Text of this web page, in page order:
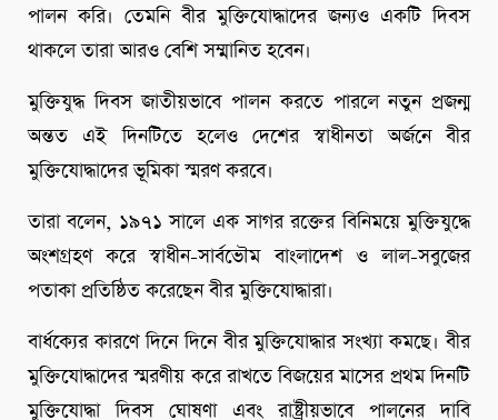
পালন করি। তেমনি বীর মুক্তিযোদ্ধাদের জন্যও একটি দিবস
থাকলে তারা আরও বেশি সম্মানিত হবেন।
মুক্তিযুদ্ধ দিবস জাতীয়ভাবে পালন করতে পারলে নতুন প্রজন্ম
অন্তত এই দিনটিতে হলেও দেশের স্বাধীনতা অর্জনে বীর
মুক্তিযোদ্ধাদের ভূমিকা স্মরণ করবে।
তারা বলেন, ১৯৭১ সালে এক সাগর রক্তের বিনিময়ে মুক্তিযুদ্ধে
অংশগ্রহণ করে স্বাধীন-সার্বভৌম বাংলাদেশ ও লাল-সবুজের
পতাকা প্রতিষ্ঠিত করেছেন বীর মুক্তিযোদ্ধারা।
বার্ধক্যের কারণে দিনে দিনে বীর মুক্তিযোদ্ধার সংখ্যা কমছে। বীর
মুক্তিযোদ্ধাদের স্মরণীয় করে রাখতে বিজয়ের মাসের প্রথম দিনটি
মুক্তিযোদ্ধা দিবস ঘোষণা এবং রাষ্ট্রীয়ভাবে পালনের দাবি